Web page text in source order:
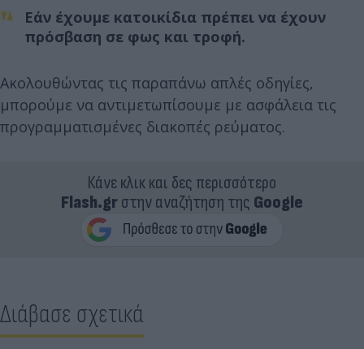
Εάν έχουμε κατοικίδια πρέπει να έχουν
πρόσβαση σε φως και τροφή.
Ακολουθώντας τις παραπάνω απλές οδηγίες,
μπορούμε να αντιμετωπίσουμε με ασφάλεια τις
προγραμματισμένες διακοπές ρεύματος.
Κάνε κλικ και δες περισσότερο
Flash.grστην αναζήτηση της Google
Διάβασε σχετικά